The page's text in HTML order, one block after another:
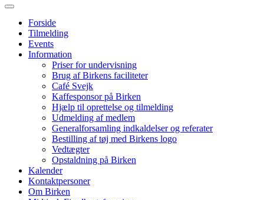
Forside
Tilmelding
Events
Information
Priser for undervisning
Brug af Birkens faciliteter
Café Svejk
Kaffesponsor på Birken
Hjælp til oprettelse og tilmelding
Udmelding af medlem
Generalforsamling indkaldelser og referater
Bestilling af tøj med Birkens logo
Vedtægter
Opstaldning på Birken
Kalender
Kontaktpersoner
Om Birken